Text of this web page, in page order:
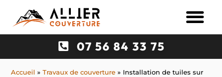
07 56 84 33 75
Accueil »Travaux de couverture » Installation de tuiles sur